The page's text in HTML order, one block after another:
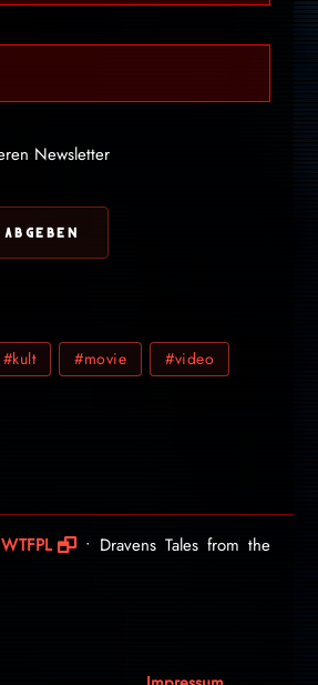
Newsletter
#kult #movie #video
WTFPL
• Dravens Tales from the